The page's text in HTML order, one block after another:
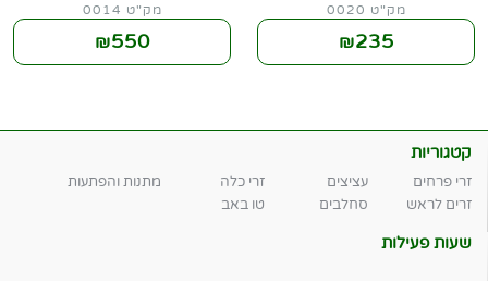
מק"ט 0020
₪235
מק"ט 0014
₪550
קטגוריות
זרי פרחים עציצים זרי כלה
מתנות והפתעות
זרים לראש
סחלבים טו באב
שעות פעילות